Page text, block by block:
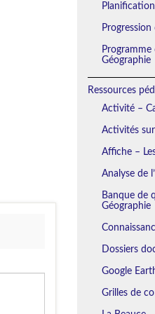
Programme
Géographie
Ressources
Activité –
Activités
Affiche –
Analyse de
Banque de
Géographie
Dossiers
Google
Grilles de